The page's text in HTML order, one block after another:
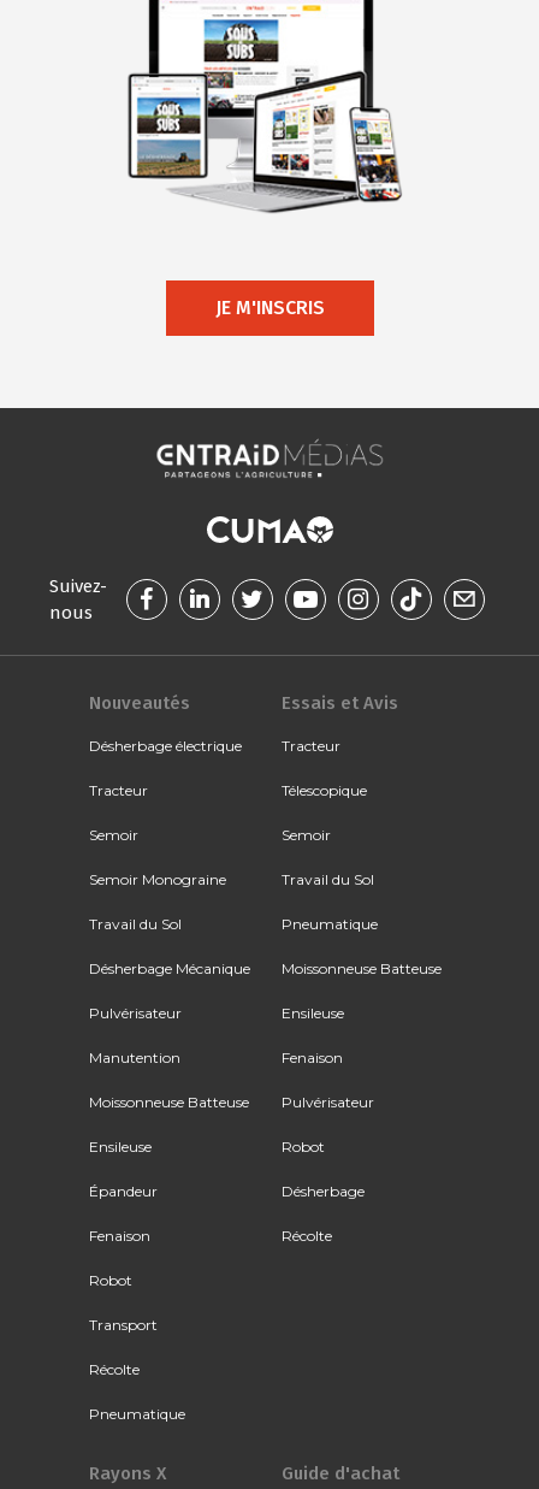
JE M'INSCRIS
Suivez-
nous
Nouveautés
Désherbage électrique
Tracteur
Semoir
Semoir Monograine
Travail du Sol
Désherbage Mécanique
Pulvérisateur
Manutention
Moissonneuse Batteuse
Ensileuse
Épandeur
Fenaison
Robot
Transport
Récolte
Pneumatique
Essais et Avis
Tracteur
Télescopique
Semoir
Travail du Sol
Pneumatique
Moissonneuse Batteuse
Ensileuse
Fenaison
Pulvérisateur
Robot
Désherbage
Récolte
Rayons X Guide d'achat